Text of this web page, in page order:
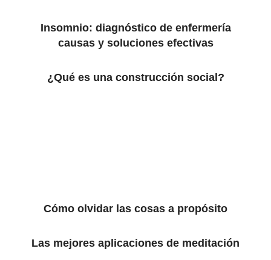
Insomnio: diagnóstico de enfermería
causas y soluciones efectivas
¿Qué es una construcción social?
Cómo olvidar las cosas a propósito
Las mejores aplicaciones de meditación